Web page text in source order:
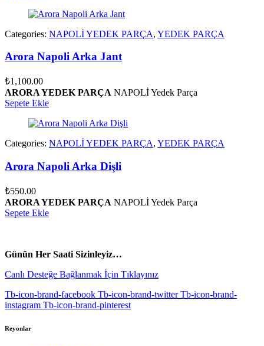
Categories: NAPOLİ YEDEK PARÇA, YEDEK PARÇA
Arora Napoli Arka Jant
₺1,100.00
ARORA YEDEK PARÇA NAPOLİ Yedek Parça
Sepete Ekle
Categories: NAPOLİ YEDEK PARÇA, YEDEK PARÇA
Arora Napoli Arka Dişli
₺550.00
ARORA YEDEK PARÇA NAPOLİ Yedek Parça
Sepete Ekle
Günün Her Saati Sizinleyiz…
Canlı Desteğe Bağlanmak İçin Tıklayınız
Tb-icon-brand-facebook Tb-icon-brand-twitter Tb-icon-brand-
instagram Tb-icon-brand-pinterest
Reyonlar